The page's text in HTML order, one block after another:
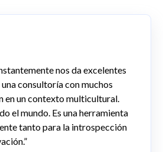
nos da excelentes
consultoría con muchos
en un contexto multicultural.
el mundo. Es una herramienta
tanto para la introspección